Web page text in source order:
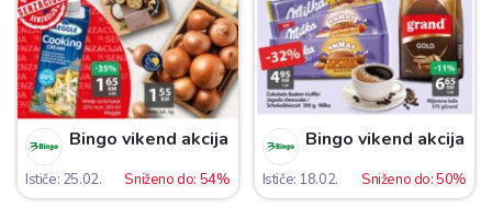
Bingo vikend akcija
Ističe: 25.02. Sniženo do: 54%
Bingo vikend akcija
Ističe: 18.02. Sniženo do: 50%